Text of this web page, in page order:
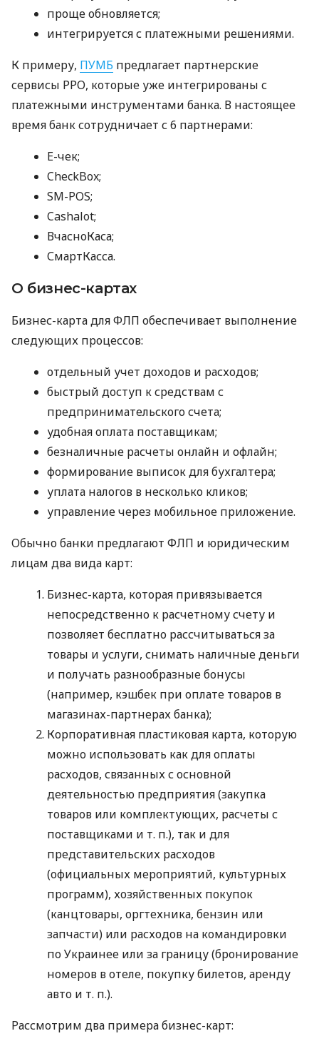
проще обновляется;
интегрируется с платежными решениями.
К примеру, ПУМБ предлагает партнерские
сервисы РРО, которые уже интегрированы с
платежными инструментами банка. В настоящее
время банк сотрудничает с 6 партнерами:
E-чек;
CheckBox;
SM-POS;
Cashalot;
ВчасноКаса;
СмартКасса.
О бизнес-картах
Бизнес-карта для ФЛП обеспечивает выполнение
следующих процессов:
отдельный учет доходов и расходов;
быстрый доступ к средствам с
предпринимательского счета;
удобная оплата поставщикам;
безналичные расчеты онлайн и офлайн;
формирование выписок для бухгалтера;
уплата налогов в несколько кликов;
управление через мобильное приложение.
Обычно банки предлагают ФЛП и юридическим
лицам два вида карт:
Бизнес-карта, которая привязывается
непосредственно к расчетному счету и
позволяет бесплатно рассчитываться за
товары и услуги, снимать наличные деньги
и получать разнообразные бонусы
(например, кэшбек при оплате товаров в
магазинах-партнерах банка);
Корпоративная пластиковая карта, которую
можно использовать как для оплаты
расходов, связанных с основной
деятельностью предприятия (закупка
товаров или комплектующих, расчеты с
поставщиками и т. п.), так и для
представительских расходов
(официальных мероприятий, культурных
программ), хозяйственных покупок
(канцтовары, оргтехника, бензин или
запчасти) или расходов на командировки
по Украинее или за границу (бронирование
номеров в отеле, покупку билетов, аренду
авто и т. п.).
Рассмотрим два примера бизнес-карт: